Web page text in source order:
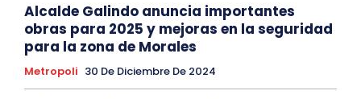
Alcalde Galindo anuncia importantes
obras para 2025 y mejoras en la seguridad
para la zona de Morales
Metropoli 30 De Diciembre De 2024